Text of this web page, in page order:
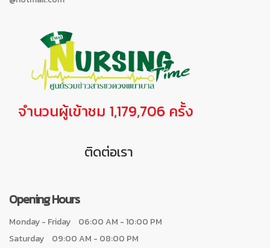
จำนวนผู้เข้าชม 1,179,706 ครั้ง
ติดต่อเรา
Opening Hours
Monday - Friday
06:00 AM - 10:00 PM
Saturday
09:00 AM - 08:00 PM